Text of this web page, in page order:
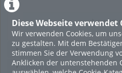
Diese Webseite verwendet
Wir verwenden Cookies, um
zu gestalten. Mit dem
stimmen Sie der Verwendung
Anklicken der untenstehenden
LADE
Featured
Beliebtheit